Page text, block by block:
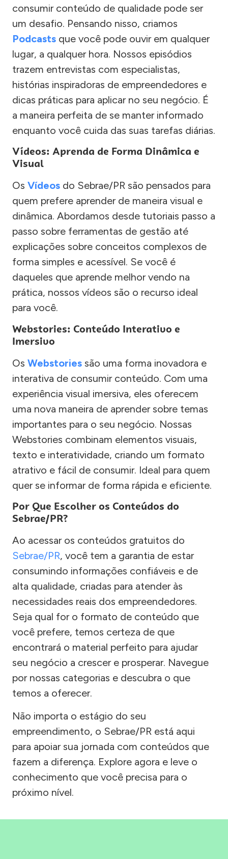
consumir conteúdo de qualidade pode ser
um desafio. Pensando nisso, criamos
Podcasts que você pode ouvir em qualquer
lugar, a qualquer hora. Nossos episódios
trazem entrevistas com especialistas,
histórias inspiradoras de empreendedores e
dicas práticas para aplicar no seu negócio. É
a maneira perfeita de se manter informado
enquanto você cuida das suas tarefas diárias.
Vídeos: Aprenda de Forma Dinâmica e
Visual
Os Vídeos do Sebrae/PR são pensados para
quem prefere aprender de maneira visual e
dinâmica. Abordamos desde tutoriais passo a
passo sobre ferramentas de gestão até
explicações sobre conceitos complexos de
forma simples e acessível. Se você é
daqueles que aprende melhor vendo na
prática, nossos vídeos são o recurso ideal
para você.
Webstories: Conteúdo Interativo e
Imersivo
Os Webstories são uma forma inovadora e
interativa de consumir conteúdo. Com uma
experiência visual imersiva, eles oferecem
uma nova maneira de aprender sobre temas
importantes para o seu negócio. Nossas
Webstories combinam elementos visuais,
texto e interatividade, criando um formato
atrativo e fácil de consumir. Ideal para quem
quer se informar de forma rápida e eficiente.
Por Que Escolher os Conteúdos do
Sebrae/PR?
Ao acessar os conteúdos gratuitos do
Sebrae/PR, você tem a garantia de estar
consumindo informações confiáveis e de
alta qualidade, criadas para atender às
necessidades reais dos empreendedores.
Seja qual for o formato de conteúdo que
você prefere, temos certeza de que
encontrará o material perfeito para ajudar
seu negócio a crescer e prosperar. Navegue
por nossas categorias e descubra o que
temos a oferecer.
Não importa o estágio do seu
empreendimento, o Sebrae/PR está aqui
para apoiar sua jornada com conteúdos que
fazem a diferença. Explore agora e leve o
conhecimento que você precisa para o
próximo nível.